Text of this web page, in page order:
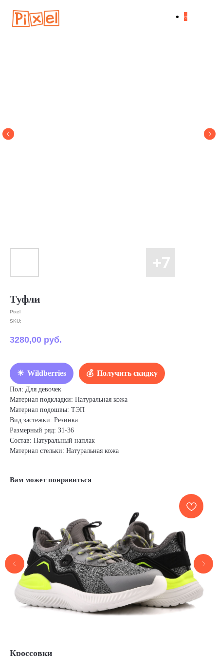
Туфли
Pixel
SKU:
3280,00 руб.
Wildberries Получить скидку
Пол: Для девочек
Материал подкладки: Натуральная кожа
Материал подошвы: ТЭП
Вид застежки: Резинка
Размерный ряд: 31-36
Состав: Натуральный наплак
Материал стельки: Натуральная кожа
Вам может понравиться
Кроссовки